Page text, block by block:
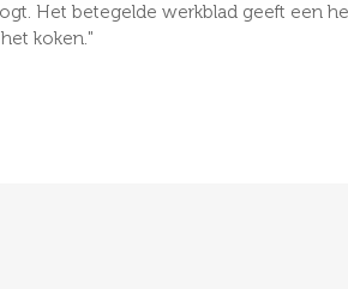
Het betegelde werkblad geeft een
koken."